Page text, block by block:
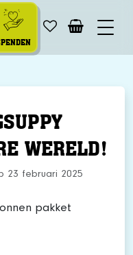
WERELD!
23 februari 2025
pakket